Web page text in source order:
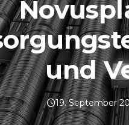
und
19. September